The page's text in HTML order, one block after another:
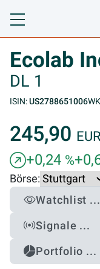
Toggle navigation
Ecolab
DL 1
ISIN:US2788651006
245,90 EUR
+0,24 %
Börse:
Watchlist ...
Signale ...
Portfolio ...